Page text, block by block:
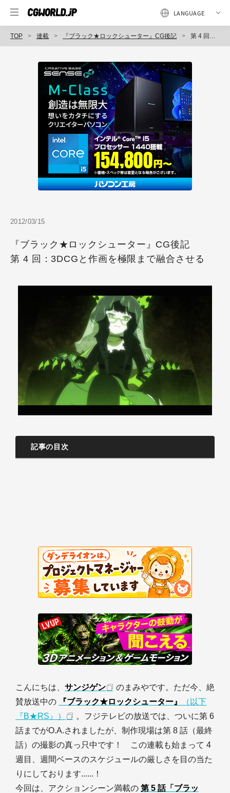
TOP 連載 『ブラック★ロックシューター』CG後記 第 4 回：3DCGと作画を極限まで融合させる
2012/03/15
『ブラック★ロックシューター』CG後記
第 4 回：3DCGと作画を極限まで融合させる
記事の目次
こんにちは、 サンジゲン
のまみやです。ただ今、絶
賛放送中の
『ブラック★ロックシューター』
（以下
『B★RS』）
。フジテレビの放送では、ついに第 6
話までがO.A.されましたが、制作現場は第 8 話（最終
話）の撮影の真っ只中です！ この連載も始まって 4
週目、週間ベースのスケジュールの厳しさを目の当た
りにしております......！
今回は、アクションシーン満載の 第 5 話「ブラッ